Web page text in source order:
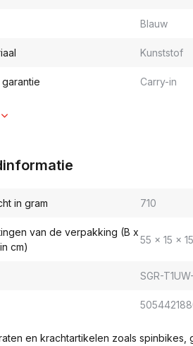
Blauw
Kunststof
Carry-in
in gram 710
van de verpakking (B x
cm)
55 x 15 x 15
SGR-
en krachtartikelen zoals spinbikes,